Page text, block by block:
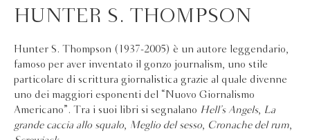
HUNTER S. THOMPSON
Hunter S. Thompson (1937-2005) è un autore leggendario,
famoso per aver inventato il gonzo journalism, uno stile
particolare di scrittura giornalistica grazie al quale divenne
uno dei maggiori esponenti del “Nuovo Giornalismo
Americano”. Tra i suoi libri si segnalano Hell’s Angels, La
grande caccia allo squalo, Meglio del sesso, Cronache del rum,